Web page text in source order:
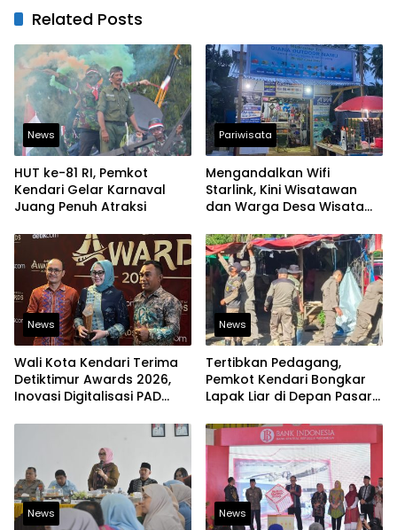
Related Posts
News
HUT ke-81 RI, Pemkot
Kendari Gelar Karnaval
Juang Penuh Atraksi
Pariwisata
Mengandalkan Wifi
Starlink, Kini Wisatawan
dan Warga Desa Wisata
Mengakses Transaksi
Digital
News
Wali Kota Kendari Terima
Detiktimur Awards 2026,
Inovasi Digitalisasi PAD
News
Tertibkan Pedagang,
Pemkot Kendari Bongkar
Lapak Liar di Depan Pasar
News News